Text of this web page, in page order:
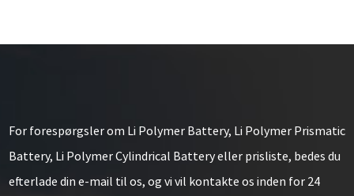
For forespørgsler om Li Polymer Battery, Li Polymer Prismatic
Battery, Li Polymer Cylindrical Battery eller prisliste, bedes du
efterlade din e-mail til os, og vi vil kontakte os inden for 24